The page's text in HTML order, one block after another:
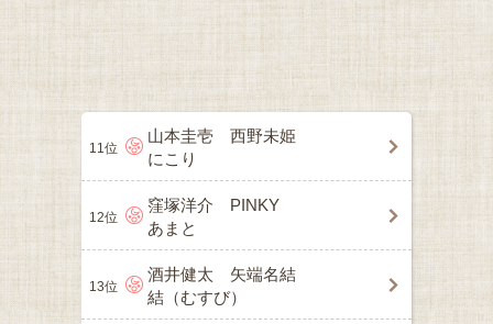
11位
山本圭壱 西野未姫
にこり
12位
窪塚洋介 PINKY
あまと
13位
酒井健太 矢端名結
結（むすび）